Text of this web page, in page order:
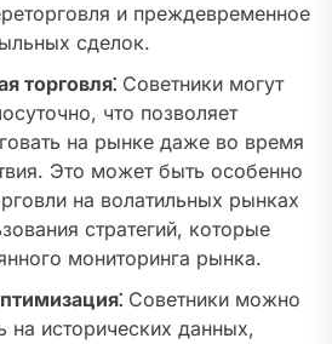
и преждевременное
сделок.
торговля⁚ Советники могут
что позволяет
на рынке даже во время
Это может быть особенно
на волатильных рынках
стратегий, которые
мониторинга рынка.
Советники можно
на исторических данных,